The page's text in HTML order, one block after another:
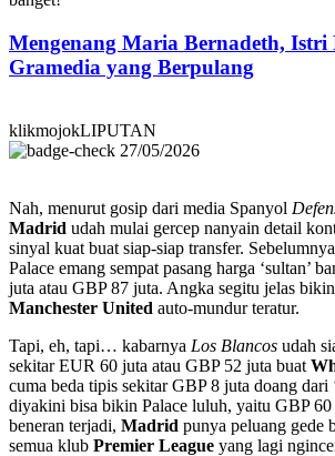
Mengenang Maria Bernadeth, Istri
Gramedia yang Berpulang
klikmojokLIPUTAN
27/05/2026
Nah, menurut gosip dari media Spanyol
Madrid udah mulai gercep nanyain detail
sinyal kuat buat siap-siap transfer.
Palace emang sempat pasang harga ‘sultan’
juta atau GBP 87 juta. Angka segitu jelas bikin
Manchester United auto-mundur teratur.
Tapi, eh, tapi… kabarnya Los Blancos udah
sekitar EUR 60 juta atau GBP 52 juta buat
cuma beda tipis sekitar GBP 8 juta doang dari
diyakini bisa bikin Palace luluh, yaitu GBP
beneran terjadi, Madrid punya peluang gede
semua klub Premier League yang lagi